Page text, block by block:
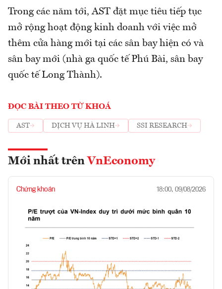
Trong các năm tới, AST đặt mục tiêu tiếp tục
mở rộng hoạt động kinh doanh với việc mở
thêm cửa hàng mới tại các sân bay hiện có và
sân bay mới (nhà ga quốc tế Phú Bài, sân bay
quốc tế Long Thành).
ĐỌC BÀI THEO TỪ KHOÁ
AST DỊCH VỤ HÀ LINH SSI RESEARCH
Mới nhất trên VnEconomy
Chứng khoán 18:00, 09/08/2026